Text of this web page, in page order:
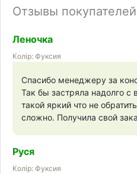
Отзывы покупателей
Леночка
Колір: Фуксия
Спасибо менеджеру за
Так бы застряла надолго
такой яркий что не
сложно. Получила свой
Руся
Колір: Фуксия